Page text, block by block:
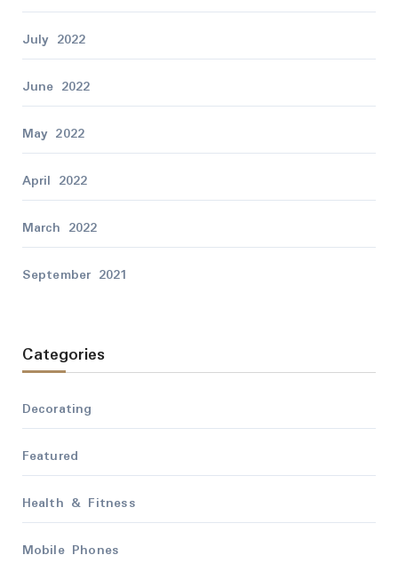
July 2022
June 2022
May 2022
April 2022
March 2022
September 2021
Categories
Decorating
Featured
Health & Fitness
Mobile Phones